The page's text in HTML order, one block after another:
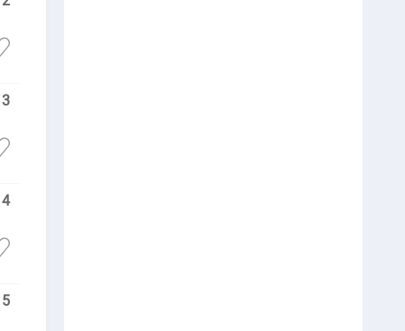
3
4
5